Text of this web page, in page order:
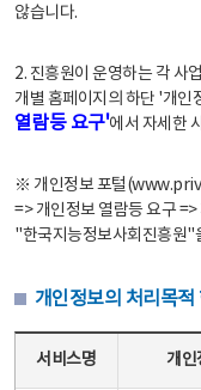
않습니다.
2. 진흥원이 운영하는 각 사
개별 홈페이지의 하단 '개인
열람등 요구'에서 자세한
※ 개인정보 포털
=> 개인정보 열람등 요구
"한국지능정보사회진흥원"
개인정보의 처리목적
서비스명 개인